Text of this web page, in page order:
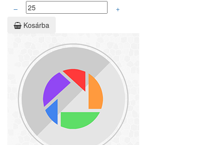
–
+
Kosárba